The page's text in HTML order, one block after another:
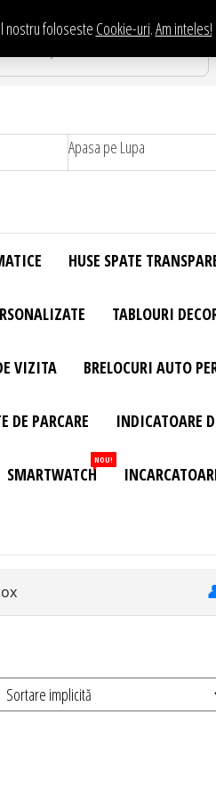
nostru foloseste Cookie-uri.Am inteles!
eHuse.ro
Apasa pe Lupa
HUSE SPATE
TABLOURI
VIZITA BRELOCURI AUTO
DE PARCARE INDICATOARE
SMARTWATCH
NOU!